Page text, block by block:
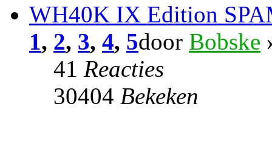
WH40K IX Edition
1, 2, 3, 4, 5door Bobske
41 Reacties
30404 Bekeken